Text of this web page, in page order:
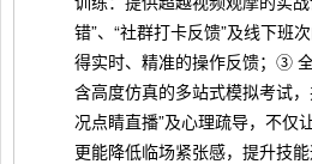
错”、“社群打卡反馈”及线下班
得实时、精准的操作反馈；③
含高度仿真的多站式模拟考试
况点睛直播”及心理疏导，不仅
更能降低临场紧张感，提升技能